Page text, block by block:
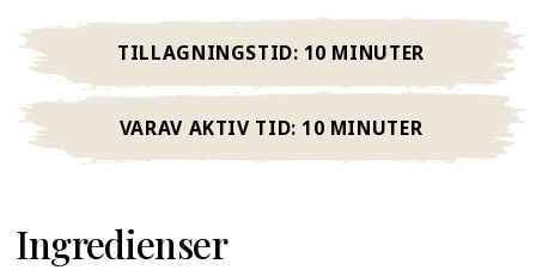
TILLAGNINGSTID: 10 MINUTER
VARAV AKTIV TID: 10 MINUTER
Ingredienser